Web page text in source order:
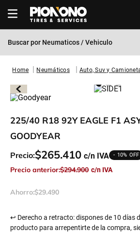
Buscar por Neumaticos / Vehiculo
Neumáticos Auto, Suv y
225/40 R18 92Y EAGLE F1
GOODYEAR
Precio:$265.410 10%
Precio anterior:$294.900
Ahorro:$29.490
↩ Derecho a retracto: dispones de 10 días
producto para arrepentirte de la compra,